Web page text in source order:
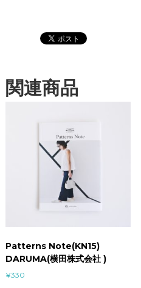
関連商品
Patterns Note(KN15)
DARUMA(横田株式会社 )
¥330